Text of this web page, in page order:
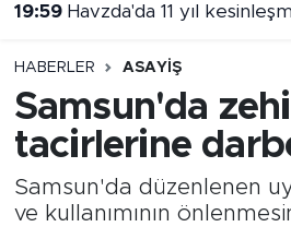
19:59 Havzda'da 11 yıl kesinleşmiş hapis
HABERLER ASAYIŞ
Samsun'da
tacirlerine
Samsun'da düzenlenen
ve kullanımının
Samsun Namaz Vakitleri
Trafik Durumu
Süper Lig Puan Durumu
Tüm Manşetler